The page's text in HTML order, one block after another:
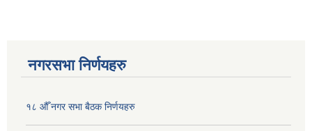
नगरसभा निर्णयहरु
१८ औँ नगर सभा बैठक निर्णयहरु